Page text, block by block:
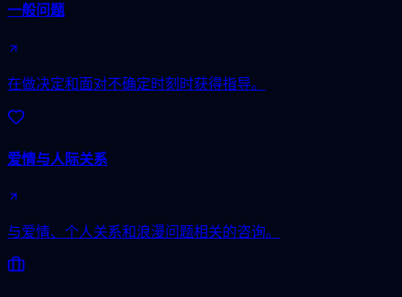
一般问题
在做决定和面对不确定时刻时获得指导。
爱情与人际关系
与爱情、个人关系和浪漫问题相关的咨询。